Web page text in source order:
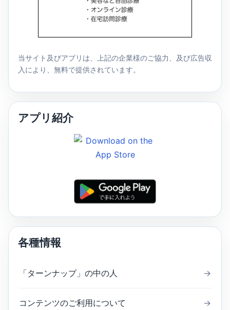
当サイト及びアプリは、上記の企業様のご協力、及び広告収
入により、無料で提供されています。
アプリ紹介
各種情報
「ターンナップ」の中の人 →
コンテンツのご利用について →